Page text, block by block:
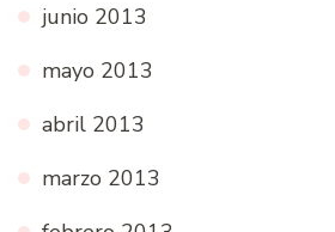
junio 2013
mayo 2013
abril 2013
marzo 2013